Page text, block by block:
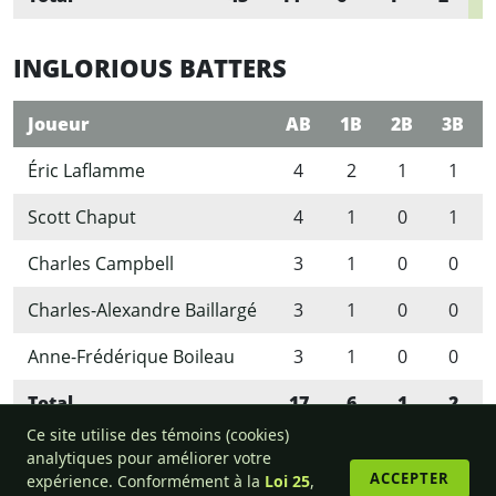
INGLORIOUS BATTERS
Joueur AB 1B 2B 3B
Éric Laflamme
4 2 1
1
Scott Chaput
4 1 0
1
Charles Campbell
3 1 0
0
Charles-Alexandre Baillargé
3 1 0
0
Anne-Frédérique Boileau
3 1 0
0
Total
17 6 1 2
Ce site utilise des témoins (cookies)
analytiques pour améliorer votre
expérience. Conformément à la Loi 25,
ACCEPTER